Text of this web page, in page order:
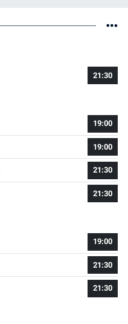
21:30
19:00
19:00
21:30
21:30
19:00
21:30
21:30